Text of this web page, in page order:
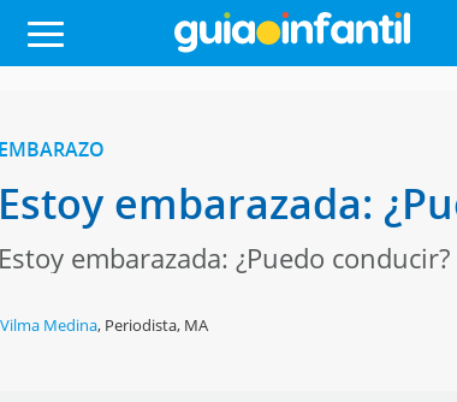
EMBARAZO
Estoy embarazada:
Estoy embarazada: ¿Puedo conducir?
Vilma Medina, Periodista, MA